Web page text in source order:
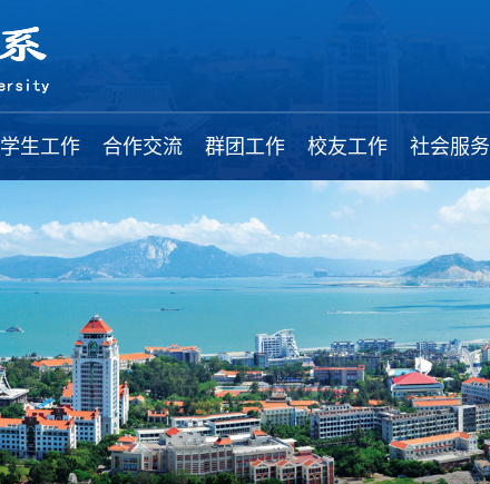
学生工作 合作交流 群团工作 校友工作 社会服务